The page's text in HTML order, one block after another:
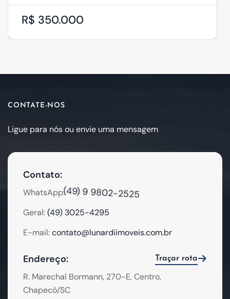
R$ 350.000
CONTATE-NOS
Ligue para nós ou envie uma mensagem
Contato:
WhatsApp:(49) 9 9802-2525
Geral:(49) 3025-4295
E-mail:contato@lunardiimoveis.com.br
Endereço: Traçar rota
R. Marechal Bormann, 270-E, Centro,
Chapecó/SC